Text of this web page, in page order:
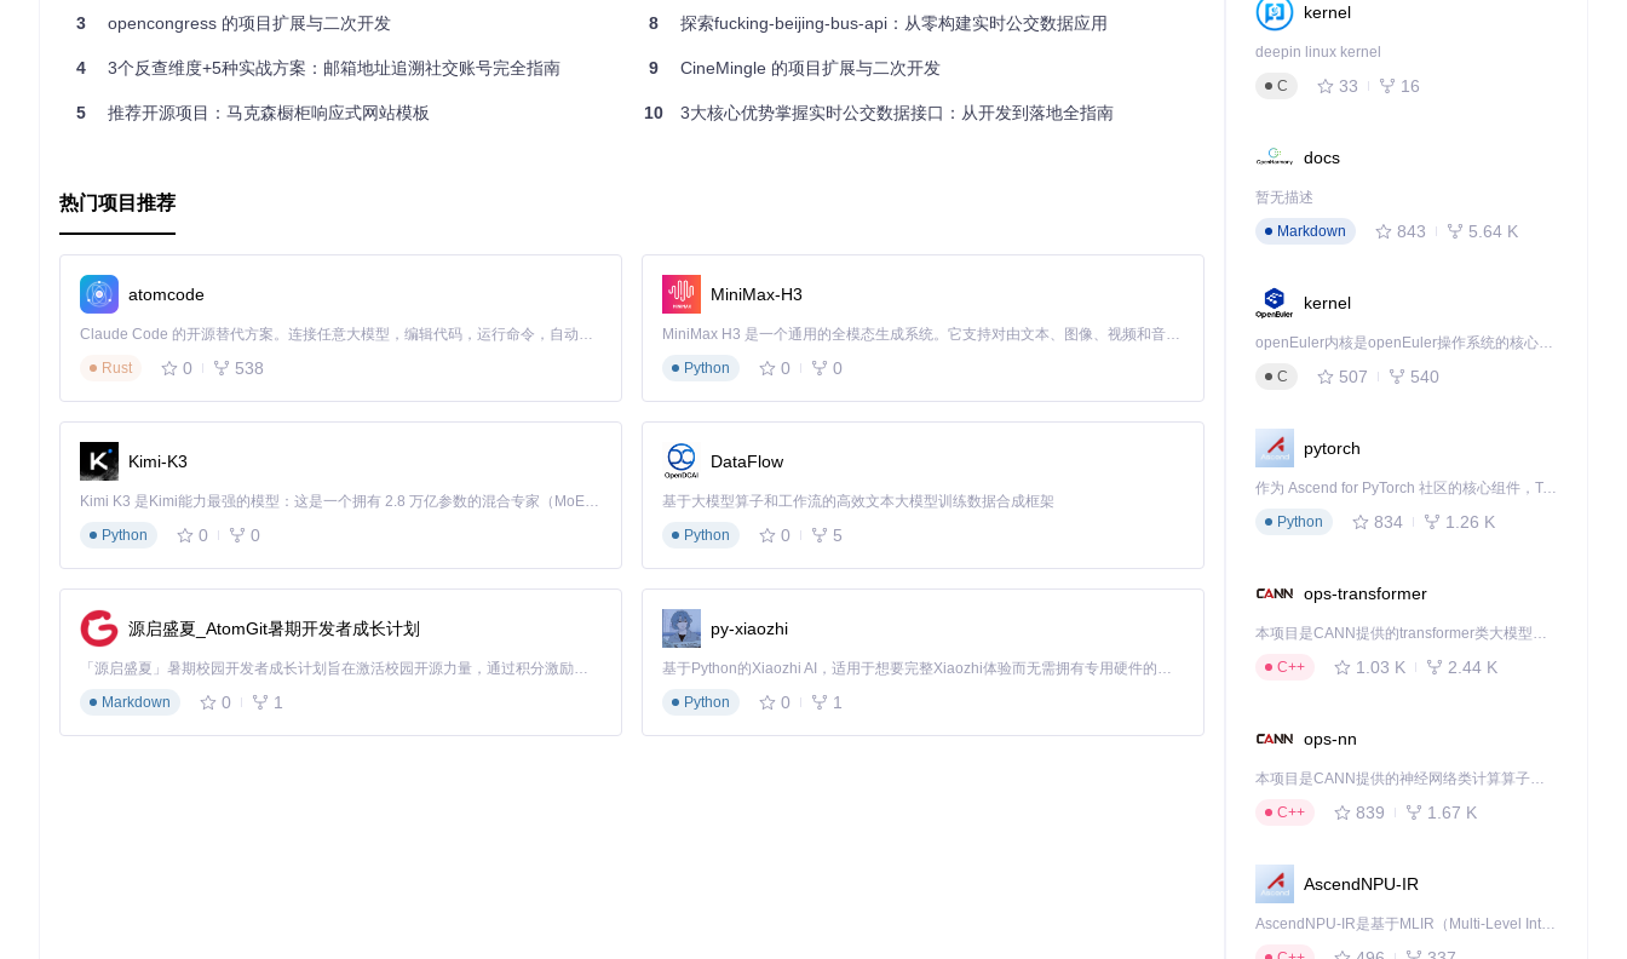
2、项目技术分析
React & Next.js：作为前端框架，React提供了组件化开发的强大功能，而Next.js则进一步优化了SSR（服务器端渲染），保证了快速加载和SEO优
互的效率和灵活性。
Docker Compose
3、项目及技术应用场景
公共交通查询
：对于城市居民和旅行者而言，PDXLiveBus是一个理想的工具，用于获取公交车实时位置、线路信息和时刻表等，从而更高效地安排行
程。
教学实践
：学习React、Next.js、GraphQL和Docker的同学可以通过这个项目了解这些技术的实际应用，提升自己的技能。
4、项目特点
：用户界面简洁，易于理解和操作，提供友好用户体验。
可扩展性：基于GraphQL的API设计使得添加新功能或与其他系统集成变得更加容易。
快速部署 ：通过Docker，可以一键启动和测试，大大降低了部署复杂度。
：利用Hasura进行精细的数据权限管理，确保了数据的安全性和访问控制。
照README中的步骤运行，你就能拥有一个自己的实时公交信息系统了。现在就开始探索吧！
3 opencongress 的项目扩展与二次开发
4 3个反查维度+5种实战方案：邮箱地址追溯社交账号完全指南
5 推荐开源项目：马克森橱柜响应式网站模板
8 探索fucking-beijing-bus-api：从零构建实时公交数据应用
9 CineMingle 的项目扩展与二次开发
10 3大核心优势掌握实时公交数据接口：从开发到落地全指南
热门项目推荐
atomcode
Claude Code 的开源替代方案。连接任意大模型，编辑代码，运行命令，自动验证 — 全自动执行。用 Rust 构建，极致性能。 ｜ An open-source alternative to Claude Code. Connect any LLM, edit code, run commands, and verify changes — autonomously. Built in Rust for speed. Get Started
Rust
0 538
MiniMax-H3
MiniMax H3 是一个通用的全模态生成系统。它支持对由文本、图像、视频和音频组成的多模态上下文进行统一理解，并能生成分辨率高达 2K、时长可达 15 秒的带原生立体声音频的视频。得益于面向任务泛化的系统设计，H3 在预训练阶段就已具备广泛的多模态上下文理解与生成能力，能够出色地执行复杂的多模态指令。
Python
0 0
Kimi-K3
Kimi K3 是Kimi能力最强的模型：这是一个拥有 2.8 万亿参数的混合专家（MoE）模型，具备原生视觉理解能力，并支持 100 万 token 的上下文窗口。
Python
0 0
DataFlow
基于大模型算子和工作流的高效文本大模型训练数据合成框架
Python
0 5
源启盛夏_AtomGit暑期开发者成长计划
「源启盛夏」暑期校园开发者成长计划旨在激活校园开源力量，通过积分激励、认证扶持、资源倾斜等形式，引导高校组织和开发者完成「入驻 — 建项目 — 做贡献 — 获认证 — 得资源」的完整闭环。无论你是想带领社团入驻平台的组织者，还是希望用代码贡献证明自己的开发者，都能在这里找到属于你的成长路径。
Markdown
0 1
py-xiaozhi
基于Python的Xiaozhi AI，适用于想要完整Xiaozhi体验而无需拥有专用硬件的用户。
Python
0 1
kernel
deepin linux kernel
C
33 16
docs
暂无描述
Markdown
843 5.64 K
kernel
openEuler内核是openEuler操作系统的核心，既是系统性能与稳定性的基石，也是连接处理器、设备与服务的桥梁。
C
507 540
pytorch
作为 Ascend for PyTorch 社区的核心组件，TorchNPU 是昇腾专为 PyTorch 打造的深度学习适配插件，使 PyTorch 框架能够直接调用昇腾 NPU，为开发者提供昇腾 AI 处理器的超强算力。
Python
834 1.26 K
ops-transformer
本项目是CANN提供的transformer类大模型算子库，实现网络在NPU上加速计算。
C++
1.03 K 2.44 K
ops-nn
本项目是CANN提供的神经网络类计算算子库，实现网络在NPU上加速计算。
C++
839 1.67 K
AscendNPU-IR
AscendNPU-IR是基于MLIR（Multi-Level Intermediate Representation）构建的，面向昇腾亲和算子编译时使用的中间表示，提供昇腾完备表达能力，通过编译优化提升昇腾AI处理器计算效率，支持通过生态框架使能昇腾AI处理器与深度调优